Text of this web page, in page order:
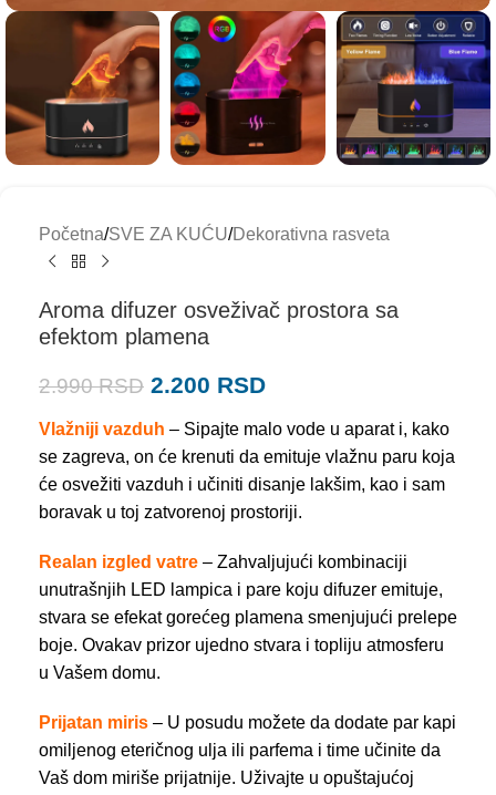
Početna/SVE ZA KUĆU/Dekorativna rasveta
Aroma difuzer osveživač prostora sa
efektom plamena
2.990RSD 2.200 RSD
Vlažniji vazduh – Sipajte malo vode u aparat i, kako
se zagreva, on će krenuti da emituje vlažnu paru koja
će osvežiti vazduh i učiniti disanje lakšim, kao i sam
boravak u toj zatvorenoj prostoriji.
Realan izgled vatre – Zahvaljujući kombinaciji
unutrašnjih LED lampica i pare koju difuzer emituje,
stvara se efekat gorećeg plamena smenjujući prelepe
boje. Ovakav prizor ujedno stvara i topliju atmosferu
u Vašem domu.
Prijatan miris – U posudu možete da dodate par kapi
omiljenog eteričnog ulja ili parfema i time učinite da
Vaš dom miriše prijatnije. Uživajte u opuštajućoj